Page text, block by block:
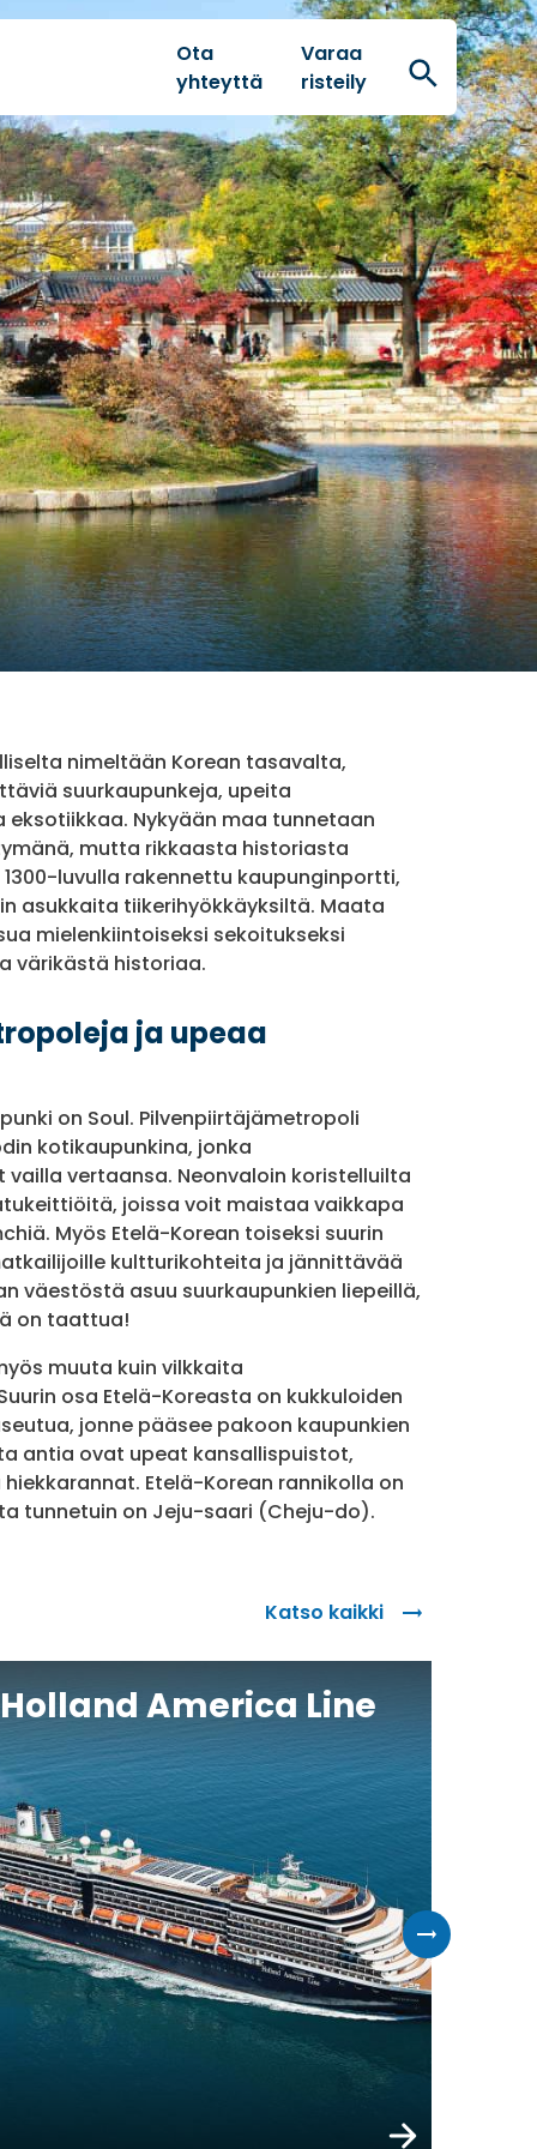
Ota
yhteyttä
Varaa
risteily
Hae
nimeltään Korean tasavalta,
suurkaupunkeja, upeita
Nykyään maa tunnetaan
mutta rikkaasta historiasta
luvulla rakennettu kaupunginportti,
asukkaita tiikerihyökkäyksiltä. Maata
mielenkiintoiseksi sekoitukseksi
värikästä historiaa.
ja upeaa
on Soul. Pilvenpiirtäjämetropoli
kotikaupunkina, jonka
vertaansa. Neonvaloin koristelluilta
joissa voit maistaa vaikkapa
Myös Etelä-Korean toiseksi suurin
kultturikohteita ja jännittävää
väestöstä asuu suurkaupunkien liepeillä,
on taattua!
muuta kuin vilkkaita
osa Etelä-Koreasta on kukkuloiden
jonne pääsee pakoon kaupunkien
antia ovat upeat kansallispuistot,
Etelä-Korean rannikolla on
tunnetuin on Jeju-saari (Cheju-do).
Katso kaikki
Holland America Line